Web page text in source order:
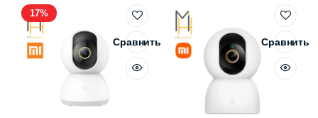
17%
Сравнить Сравнить